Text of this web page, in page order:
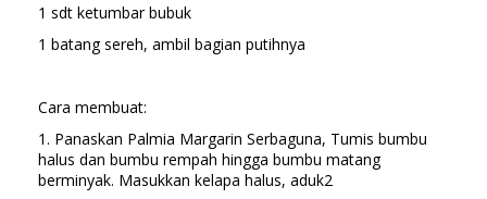
1 sdt ketumbar bubuk
1 batang sereh, ambil bagian putihnya
Cara membuat:
1. Panaskan Palmia Margarin Serbaguna, Tumis bumbu
halus dan bumbu rempah hingga bumbu matang
berminyak. Masukkan kelapa halus, aduk2